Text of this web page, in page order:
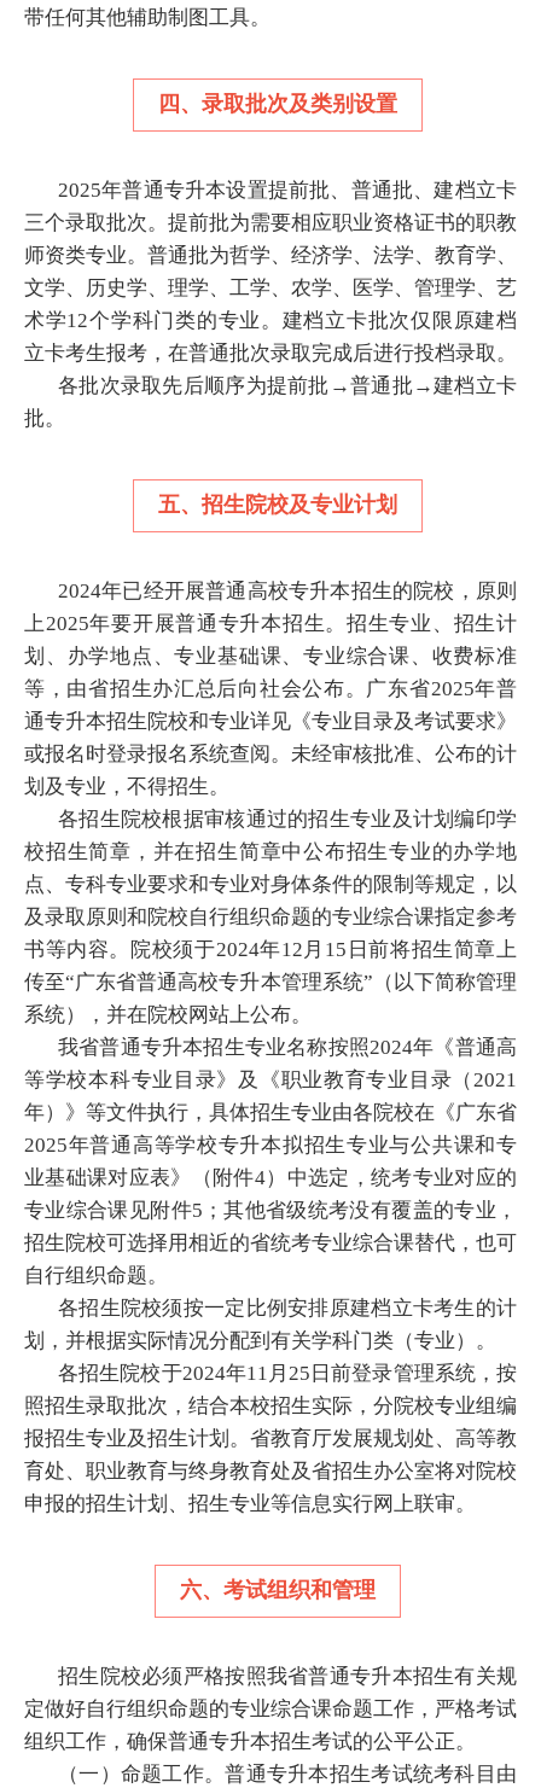
带任何其他辅助制图工具。
四、录取批次及类别设置
2025年普通专升本设置提前批、普通批、建档立卡
三个录取批次。提前批为需要相应职业资格证书的职教
师资类专业。普通批为哲学、经济学、法学、教育学、
文学、历史学、理学、工学、农学、医学、管理学、艺
术学12个学科门类的专业。建档立卡批次仅限原建档
立卡考生报考，在普通批次录取完成后进行投档录取。
各批次录取先后顺序为提前批→普通批→建档立卡
批。
五、招生院校及专业计划
2024年已经开展普通高校专升本招生的院校，原则
上2025年要开展普通专升本招生。招生专业、招生计
划、办学地点、专业基础课、专业综合课、收费标准
等，由省招生办汇总后向社会公布。广东省2025年普
通专升本招生院校和专业详见《专业目录及考试要求》
或报名时登录报名系统查阅。未经审核批准、公布的计
划及专业，不得招生。
各招生院校根据审核通过的招生专业及计划编印学
校招生简章，并在招生简章中公布招生专业的办学地
点、专科专业要求和专业对身体条件的限制等规定，以
及录取原则和院校自行组织命题的专业综合课指定参考
书等内容。院校须于2024年12月15日前将招生简章上
传至“广东省普通高校专升本管理系统”（以下简称管理
系统），并在院校网站上公布。
我省普通专升本招生专业名称按照2024年《普通高
等学校本科专业目录》及《职业教育专业目录（2021
年）》等文件执行，具体招生专业由各院校在《广东省
2025年普通高等学校专升本拟招生专业与公共课和专
业基础课对应表》（附件4）中选定，统考专业对应的
专业综合课见附件5；其他省级统考没有覆盖的专业，
招生院校可选择用相近的省统考专业综合课替代，也可
自行组织命题。
各招生院校须按一定比例安排原建档立卡考生的计
划，并根据实际情况分配到有关学科门类（专业）。
各招生院校于2024年11月25日前登录管理系统，按
照招生录取批次，结合本校招生实际，分院校专业组编
报招生专业及招生计划。省教育厅发展规划处、高等教
育处、职业教育与终身教育处及省招生办公室将对院校
申报的招生计划、招生专业等信息实行网上联审。
六、考试组织和管理
招生院校必须严格按照我省普通专升本招生有关规
定做好自行组织命题的专业综合课命题工作，严格考试
组织工作，确保普通专升本招生考试的公平公正。
（一）命题工作。普通专升本招生考试统考科目由